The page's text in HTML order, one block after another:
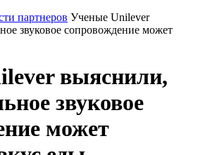
партнеров Ученые Unilever
звуковое сопровождение может
выяснили,
звуковое
может